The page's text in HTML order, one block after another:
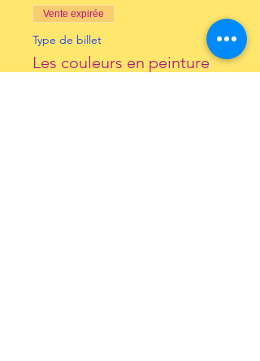
Vente expirée
Type de billet
Les couleurs en peinture